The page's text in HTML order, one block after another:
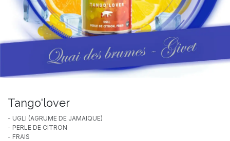
Tango'lover
- UGLI (AGRUME DE JAMAIQUE)
- PERLE DE CITRON
- FRAIS